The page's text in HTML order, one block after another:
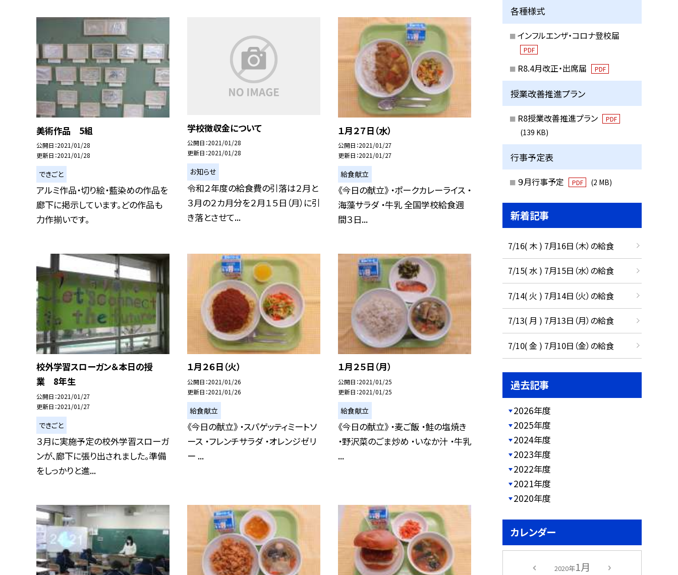
美術作品 5組
公開日 2021/01/28
更新日 2021/01/28
できごと
アルミ作品・切り絵・藍染めの作品を
廊下に掲示しています。どの作品も
力作揃いです。
学校徴収金について
公開日 2021/01/28
更新日 2021/01/28
お知らせ
令和２年度の給食費の引落は２月と
３月の２カ月分を２月１５日（月）に引
き落とさせて...
１月２７日（水）
公開日 2021/01/27
更新日 2021/01/27
給食献立
《今日の献立》 ・ポークカレーライス ・
海藻サラダ ・牛乳 全国学校給食週
間３日...
校外学習スローガン＆本日の授
業 8年生
公開日 2021/01/27
更新日 2021/01/27
できごと
３月に実施予定の校外学習スローガ
ンが、廊下に張り出されました。準備
をしっかりと進...
１月２６日（火）
公開日 2021/01/26
更新日 2021/01/26
給食献立
《今日の献立》 ・スパゲッティミートソ
ース ・フレンチサラダ ・オレンジゼリ
ー ...
１月２５日（月）
公開日 2021/01/25
更新日 2021/01/25
給食献立
《今日の献立》 ・麦ご飯 ・鮭の塩焼き
・野沢菜のごま炒め ・いなか汁 ・牛乳
...
各種様式
インフルエンザ・コロナ登校届
PDF
R8.4月改正・出席届 PDF
授業改善推進プラン
R8授業改善推進プラン PDF
(139 KB)
行事予定表
９月行事予定 PDF (2 MB)
新着記事
7/16( 木 ) 7月16日（木）の給食
7/15( 水 ) 7月15日（水）の給食
7/14( 火 ) 7月14日（火）の給食
7/13( 月 ) 7月13日（月）の給食
7/10( 金 ) 7月10日（金）の給食
過去記事
2026年度
2025年度
2024年度
2023年度
2022年度
2021年度
2020年度
カレンダー
2020年1月